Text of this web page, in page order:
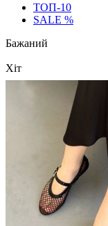
ТОП-10
SALE %
Бажаний
Хіт